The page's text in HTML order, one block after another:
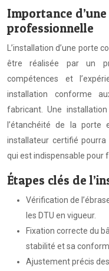
Importance
professionnelle
L’installation d’une porte
être réalisée par un
compétences et
installation conforme
fabricant. Une
l’étanchéité de la
installateur certifié pourra
qui est indispensable pour
Étapes clés de
Vérification de
les DTU en vigueur.
Fixation correcte du
stabilité et sa
Ajustement précis